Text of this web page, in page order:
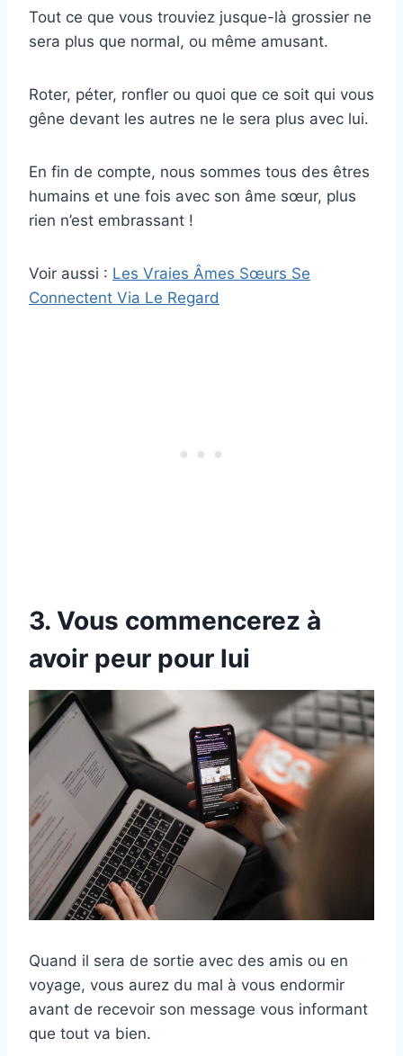
Tout ce que vous trouviez jusque-là grossier ne
sera plus que normal, ou même amusant.
Roter, péter, ronfler ou quoi que ce soit qui vous
gêne devant les autres ne le sera plus avec lui.
En fin de compte, nous sommes tous des êtres
humains et une fois avec son âme sœur, plus
rien n’est embrassant !
Voir aussi : Les Vraies Âmes Sœurs Se
Connectent Via Le Regard
3. Vous commencerez à
avoir peur pour lui
Quand il sera de sortie avec des amis ou en
voyage, vous aurez du mal à vous endormir
avant de recevoir son message vous informant
que tout va bien.